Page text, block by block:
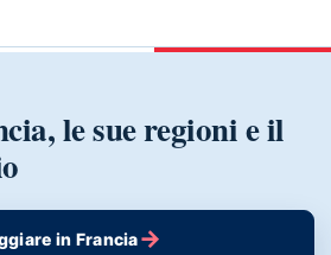
le sue regioni e il
in Francia→